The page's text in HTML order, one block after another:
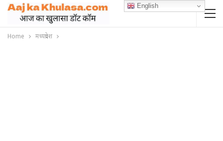
Home मध्यप्रदेश
English